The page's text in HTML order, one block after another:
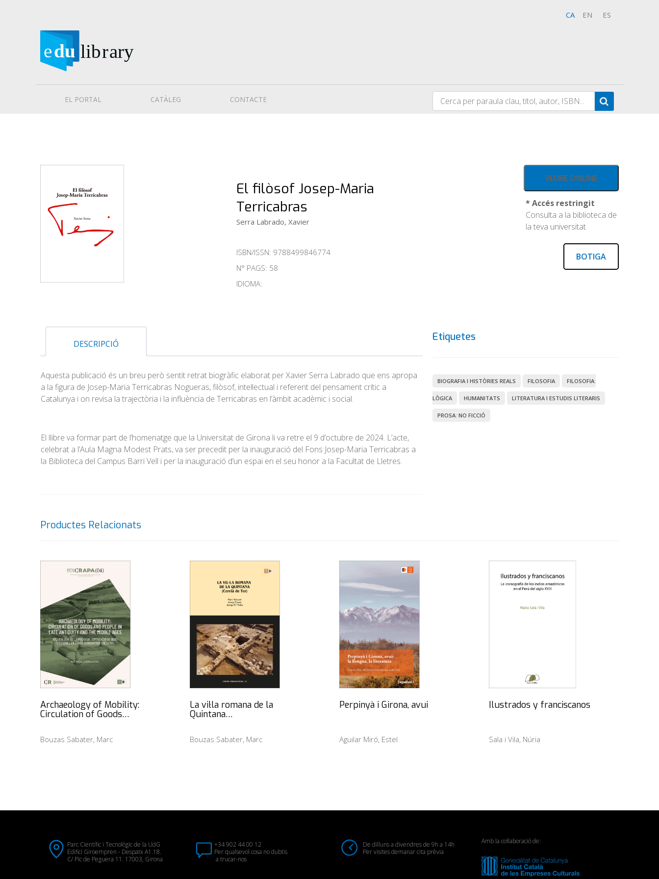
CA EN ES
EL PORTAL CATÀLEG CONTACTE
El filòsof Josep-Maria
Terricabras
Serra Labrado, Xavier
ISBN/ISSN: 9788499846774
N° PAGS: 58
IDIOMA:
VEURE ONLINE
* Accés restringit
Consulta a la biblioteca de
la teva universitat
BOTIGA
DESCRIPCIÓ
Aquesta publicació és un breu però sentit retrat biogràfic elaborat per Xavier Serra Labrado que ens apropa
a la figura de Josep-Maria Terricabras Nogueras, filòsof, intel·lectual i referent del pensament crític a
Catalunya i on revisa la trajectòria i la influència de Terricabras en l’àmbit acadèmic i social.
El llibre va formar part de l’homenatge que la Universitat de Girona li va retre el 9 d’octubre de 2024. L’acte,
celebrat a l’Aula Magna Modest Prats, va ser precedit per la inauguració del Fons Josep-Maria Terricabras a
la Biblioteca del Campus Barri Vell i per la inauguració d’un espai en el seu honor a la Facultat de Lletres.
Etiquetes
BIOGRAFIA I HISTÒRIES REALS FILOSOFIA FILOSOFIA:
LÒGICA HUMANITATS LITERATURA I ESTUDIS LITERARIS
PROSA: NO FICCIÓ
Productes Relacionats
Archaeology of Mobility:
Circulation of Goods…
Bouzas Sabater, Marc
La vil·la romana de la
Quintana…
Bouzas Sabater, Marc
Perpinyà i Girona, avui
Aguilar Miró, Estel
Ilustrados y franciscanos
Sala i Vila, Núria
Parc Científic i Tecnològic de la UdG
Edifici Giroempren - Despatx A1.18.
C/ Pic de Peguera 11. 17003, Girona
+34 902 44 00 12
Per qualsevol cosa no dubtis
a trucar-nos
De dilluns a divendres de 9h a 14h
Per visites demanar cita prèvia
Amb la col·laboració de: